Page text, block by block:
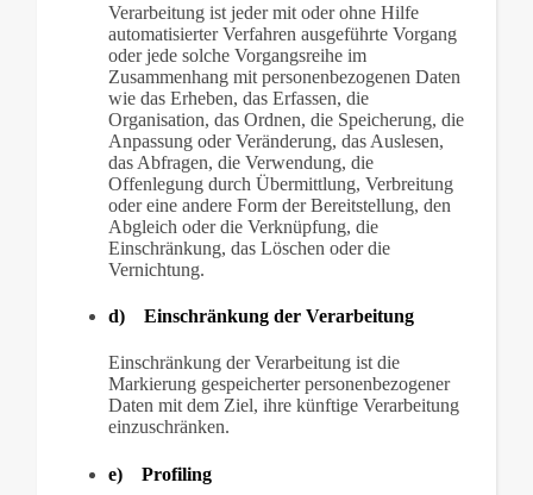
Verarbeitung ist jeder mit oder ohne Hilfe
automatisierter Verfahren ausgeführte Vorgang
oder jede solche Vorgangsreihe im
Zusammenhang mit personenbezogenen Daten
wie das Erheben, das Erfassen, die
Organisation, das Ordnen, die Speicherung, die
Anpassung oder Veränderung, das Auslesen,
das Abfragen, die Verwendung, die
Offenlegung durch Übermittlung, Verbreitung
oder eine andere Form der Bereitstellung, den
Abgleich oder die Verknüpfung, die
Einschränkung, das Löschen oder die
Vernichtung.
d) Einschränkung der Verarbeitung
Einschränkung der Verarbeitung ist die
Markierung gespeicherter personenbezogener
Daten mit dem Ziel, ihre künftige Verarbeitung
einzuschränken.
e) Profiling